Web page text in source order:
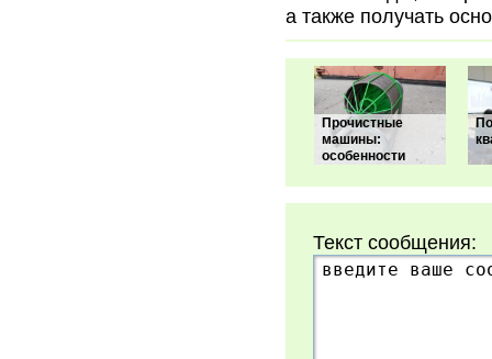
а также получать
Прочистные
машины:
особенности
Текст сообщения: